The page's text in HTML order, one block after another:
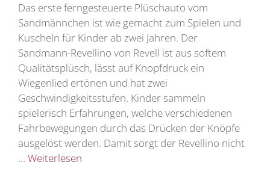
Das erste ferngesteuerte Plüschauto vom
Sandmännchen ist wie gemacht zum Spielen und
Kuscheln für Kinder ab zwei Jahren. Der
Sandmann-Revellino von Revell ist aus softem
Qualitätsplüsch, lässt auf Knopfdruck ein
Wiegenlied ertönen und hat zwei
Geschwindigkeitsstufen. Kinder sammeln
spielerisch Erfahrungen, welche verschiedenen
Fahrbewegungen durch das Drücken der Knöpfe
ausgelöst werden. Damit sorgt der Revellino nicht
… Weiterlesen